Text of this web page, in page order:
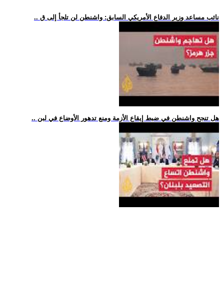
.. نائب مساعد وزير الدفاع الأمريكي السابق: واشنطن لن تلجأ إلى ق
.. هل تنجح واشنطن في ضبط إيقاع الأزمة ومنع تدهور الأوضاع في لبن